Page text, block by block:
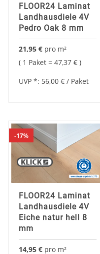
FLOOR24 Laminat
Landhausdiele 4V
Pedro Oak 8 mm
21,95 € pro m²
1 Paket = 47,37 €
UVP *: 56,00 € / Paket
17%
FLOOR24 Laminat
Landhausdiele 4V
Eiche natur hell 8
mm
14,95 € pro m²